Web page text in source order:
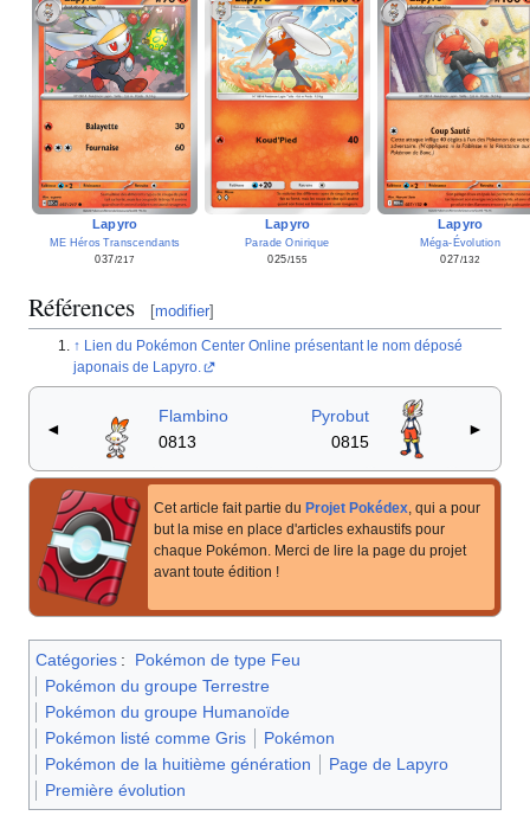
Lapyro
ME Héros Transcendants
037/217
Lapyro
Parade Onirique
025/155
Lapyro
Méga-Évolution
027/132
Références [modifier]
Lien du Pokémon Center Online présentant le nom déposé
japonais de Lapyro.
◄
Flambino
0813
Pyrobut
0815
►
Cet article fait partie du Projet Pokédex, qui a pour
but la mise en place d'articles exhaustifs pour
chaque Pokémon. Merci de lire la page du projet
avant toute édition !
Catégories :
Pokémon de type Feu
Pokémon du groupe Terrestre
Pokémon du groupe Humanoïde
Pokémon listé comme Gris
Pokémon
Pokémon de la huitième génération
Page de Lapyro
Première évolution